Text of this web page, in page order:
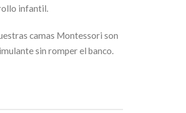
infantil.
camas Montessori son
sin romper el banco.